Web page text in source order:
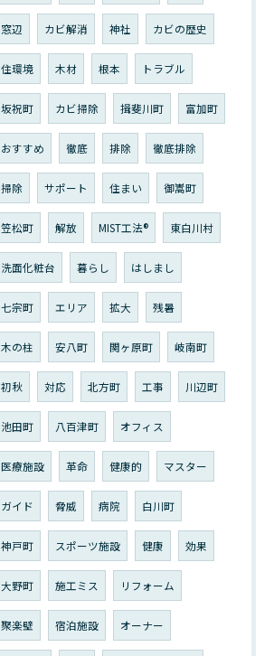
窓辺 カビ解消 神社 カビの歴史
住環境 木材 根本 トラブル
坂祝町 カビ掃除 揖斐川町 富加町
おすすめ 徹底 排除 徹底排除
掃除 サポート 住まい 御嵩町
笠松町 解放 MIST工法®︎ 東白川村
洗面化粧台 暮らし はしまし
七宗町 エリア 拡大 残暑
木の柱 安八町 関ヶ原町 岐南町
初秋 対応 北方町 工事 川辺町
池田町 八百津町 オフィス
医療施設 革命 健康的 マスター
ガイド 脅威 病院 白川町
神戸町 スポーツ施設 健康 効果
大野町 施工ミス リフォーム
聚楽壁 宿泊施設 オーナー